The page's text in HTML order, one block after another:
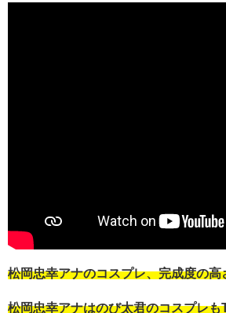
松岡忠幸アナのコスプレ、完成度の
松岡忠幸アナはのび太君のコスプレも